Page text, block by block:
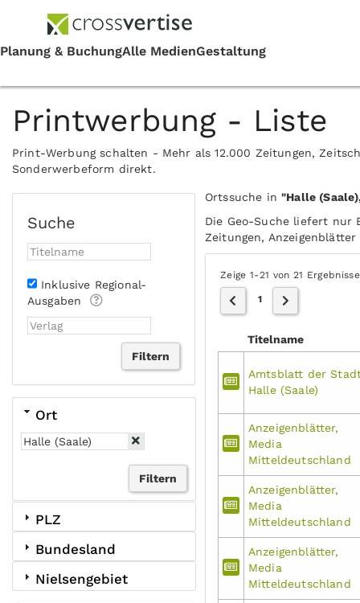
Printwerbung - Liste
Print-Werbung schalten - Mehr als 12.000 Zeitungen,
Sonderwerbeform direkt.
Suche
Inklusive Regional-
Ausgaben
Ort
PLZ
Bundesland
Nielsengebiet
Ortssuche in"Halle
Die Geo-Suche liefert nur
Zeitungen,
Zeige 1-21 von 21
1
Titelname
Amtsblatt der
Halle (Saale)
Anzeigenblätter,
Media
Mitteldeutschland
Anzeigenblätter,
Media
Mitteldeutschland
Anzeigenblätter,
Media
Mitteldeutschland